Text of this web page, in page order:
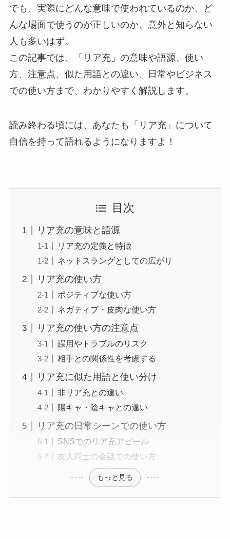
でも、実際にどんな意味で使われているのか、ど
んな場面で使うのが正しいのか、意外と知らない
人も多いはず。
この記事では、「リア充」の意味や語源、使い
方、注意点、似た用語との違い、日常やビジネス
での使い方まで、わかりやすく解説します。
読み終わる頃には、あなたも「リア充」について
自信を持って語れるようになりますよ！
目次
リア充の意味と語源
リア充の定義と特徴
ネットスラングとしての広がり
リア充の使い方
ポジティブな使い方
ネガティブ・皮肉な使い方
リア充の使い方の注意点
誤用やトラブルのリスク
相手との関係性を考慮する
リア充に似た用語と使い分け
非リア充との違い
陽キャ・陰キャとの違い
リア充の日常シーンでの使い方
SNSでのリア充アピール
友人同士の会話での使い方
もっと見る